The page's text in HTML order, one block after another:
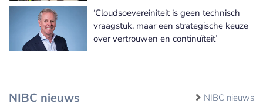
‘Cloudsoevereiniteit is geen technisch
vraagstuk, maar een strategische keuze
over vertrouwen en continuïteit’
NIBC nieuws NIBC nieuws